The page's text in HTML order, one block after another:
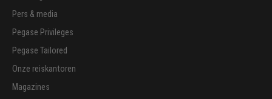
Pers & media
Pegase Privileges
Pegase Tailored
Onze reiskantoren
Magazines